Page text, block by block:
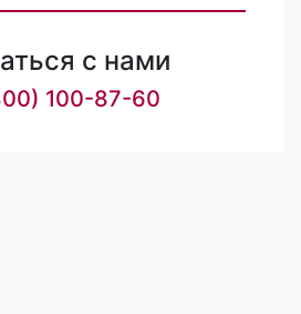
с нами
100-87-60